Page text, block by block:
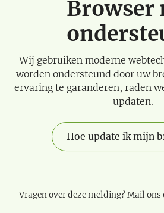
Browser
Wij gebruiken moderne
worden ondersteund door uw
ervaring te garanderen, raden
updaten.
Hoe update ik mijn
Vragen over deze melding? Mail ons